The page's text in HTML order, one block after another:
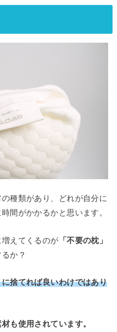
種類があり、どれが自分に
間がかかるかと思います。
えてくるのが 「不要の枕」
か？
捨てれば良いわけではあり
も使用されています。